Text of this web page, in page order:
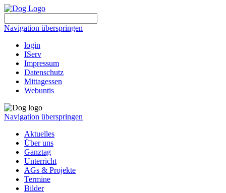
Navigation überspringen
login
IServ
Impressum
Datenschutz
Mittagessen
Webuntis
Navigation überspringen
Aktuelles
Über uns
Ganztag
Unterricht
AGs & Projekte
Termine
Bilder